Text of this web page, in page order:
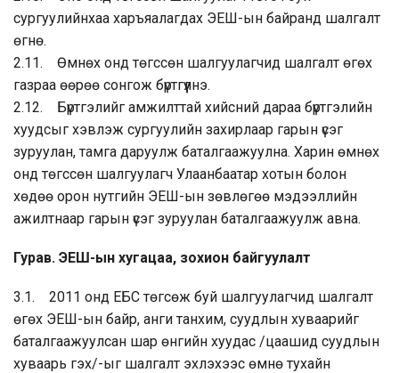
сургуулийнхаа харъяалагдах ЭЕШ-ын байранд шалгалт
өгнө.
2.11. Өмнөх онд төгссөн шалгуулагчид шалгалт өгөх
газраа өөрөө сонгож бүртгүүлнэ.
2.12. Бүртгэлийг амжилттай хийсний дараа бүртгэлийн
хуудсыг хэвлэж сургуулийн захирлаар гарын үсэг
зуруулан, тамга даруулж баталгаажуулна. Харин өмнөх
онд төгссөн шалгуулагч Улаанбаатар хотын болон
хөдөө орон нутгийн ЭЕШ-ын зөвлөгөө мэдээллийн
ажилтнаар гарын үсэг зуруулан баталгаажуулж авна.
Гурав. ЭЕШ-ын хугацаа, зохион байгуулалт
3.1. 2011 онд ЕБС төгсөж буй шалгуулагчид шалгалт
өгөх ЭЕШ-ын байр, анги танхим, суудлын хуваарийг
баталгаажуулсан шар өнгийн хуудас /цаашид суудлын
хуваарь гэх/-ыг шалгалт эхлэхээс өмнө тухайн